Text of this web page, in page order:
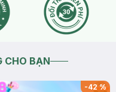
CHO BẠN
-42%